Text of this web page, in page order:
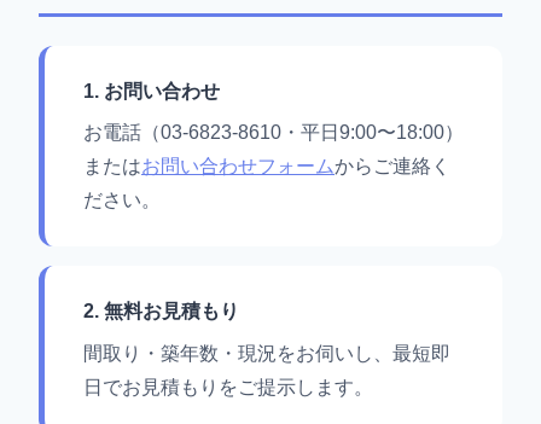
1. お問い合わせ
お電話（03-6823-8610・平日9:00〜18:00）
またはお問い合わせフォームからご連絡く
ださい。
2. 無料お見積もり
間取り・築年数・現況をお伺いし、最短即
日でお見積もりをご提示します。